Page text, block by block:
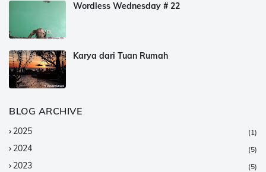
Wordless Wednesday # 22
Karya dari Tuan Rumah
BLOG ARCHIVE
2025 (1)
2024 (5)
2023 (5)